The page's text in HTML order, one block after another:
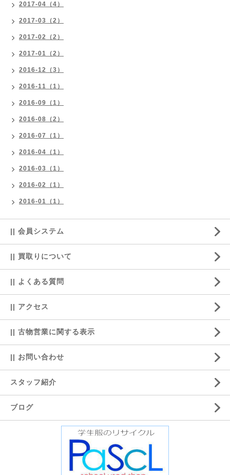
2017-04（4）
2017-03（2）
2017-02（2）
2017-01（2）
2016-12（3）
2016-11（1）
2016-09（1）
2016-08（2）
2016-07（1）
2016-04（1）
2016-03（1）
2016-02（1）
2016-01（1）
|| 会員システム
|| 買取りについて
|| よくある質問
|| アクセス
|| 古物営業に関する表示
|| お問い合わせ
スタッフ紹介
ブログ